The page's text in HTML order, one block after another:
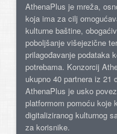
AthenaPlus je mreža,
koja ima za cilj
kulturne baštine,
poboljšanje višejezične
prilagođavanje podataka
potrebama. Konzorcij
ukupno 40 partnera iz 21
AthenaPlus je usko
platformom pomoću koje
digitaliziranog kulturnog
za korisnike.